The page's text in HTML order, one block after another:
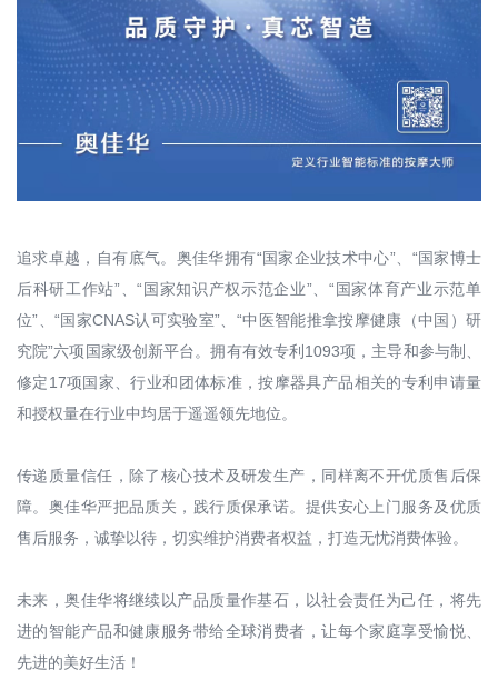
追求卓越，自有底气。奥佳华拥有“国家企业技术中心”、“国家博士
后科研工作站”、“国家知识产权示范企业”、“国家体育产业示范单
位”、“国家CNAS认可实验室”、“中医智能推拿按摩健康（中国）研
究院”六项国家级创新平台。拥有有效专利1093项，主导和参与制、
修定17项国家、行业和团体标准，按摩器具产品相关的专利申请量
和授权量在行业中均居于遥遥领先地位。
传递质量信任，除了核心技术及研发生产，同样离不开优质售后保
障。奥佳华严把品质关，践行质保承诺。提供安心上门服务及优质
售后服务，诚挚以待，切实维护消费者权益，打造无忧消费体验。
未来，奥佳华将继续以产品质量作基石，以社会责任为己任，将先
进的智能产品和健康服务带给全球消费者，让每个家庭享受愉悦、
先进的美好生活！